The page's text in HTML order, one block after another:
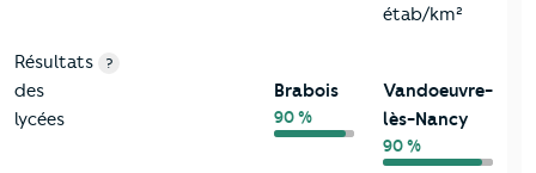
étab/km²
Résultats
des
lycées
?
Brabois
90 %
Vandoeuvre-
lès-Nancy
90 %